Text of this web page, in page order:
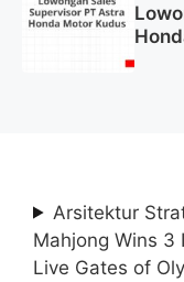
Arsitektur
Mahjong Wins 3
Live Gates of